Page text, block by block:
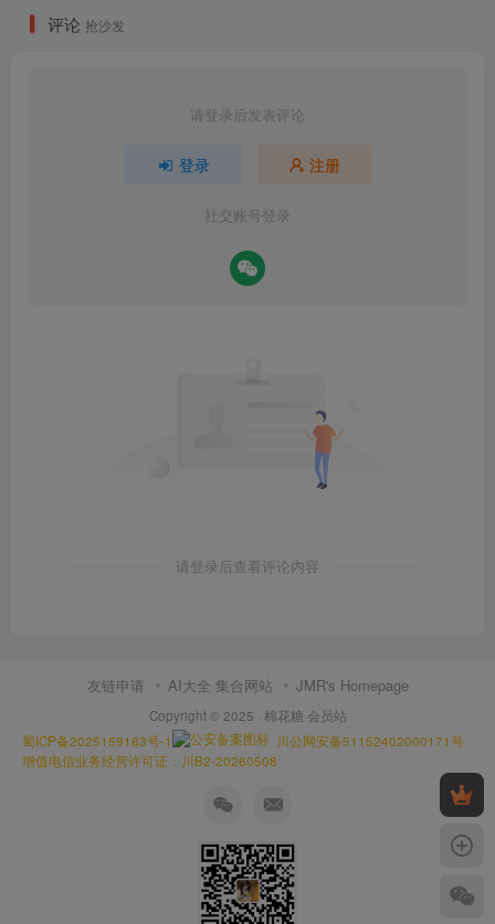
评论 抢沙发
请登录后发表评论
登录 注册
社交账号登录
请登录后查看评论内容
友链申请 AI大全 集合网站 JMR's Homepage
Copyright © 2025 · 棉花糖 会员站
蜀ICP备2025159183号-1
川公网安备51152402000171号
增值电信业务经营许可证：川B2-20260508